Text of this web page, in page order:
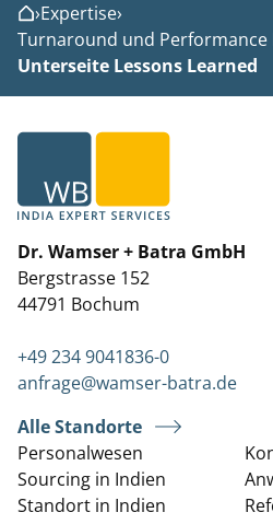
Home
›Expertise›
Turnaround und Performance
Unterseite Lessons Learned
Dr. Wamser + Batra GmbH
Bergstrasse 152
44791 Bochum
+49 234 9041836-0
anfrage@wamser-batra.de
Alle Standorte
Personalwesen
Sourcing in Indien
Standort in Indien